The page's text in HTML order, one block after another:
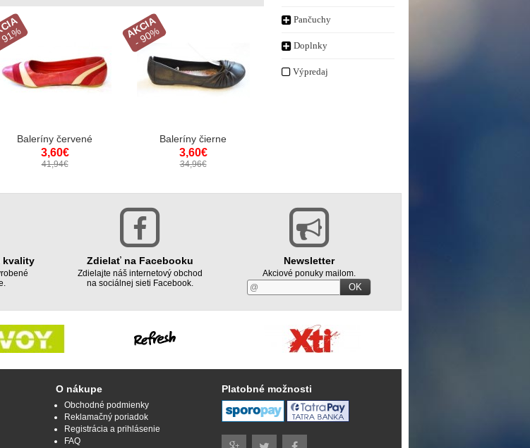
Pančuchy
Doplnky
Výpredaj
Baleríny červené
3,60€
41,94€
AKCIA
- 90%
Baleríny čierne
3,60€
34,96€
kvality Zdielať na Facebooku
Zdielajte náš internetový obchod
na sociálnej sieti Facebook.
Newsletter
Akciové ponuky mailom.
OK
O nákupe
Obchodné podmienky
Reklamačný poriadok
Registrácia a prihlásenie
FAQ
Platobné možnosti